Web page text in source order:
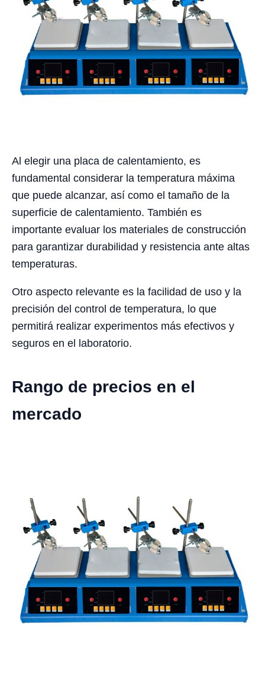
Al elegir una placa de calentamiento, es
fundamental considerar la temperatura máxima
que puede alcanzar, así como el tamaño de la
superficie de calentamiento. También es
importante evaluar los materiales de construcción
para garantizar durabilidad y resistencia ante altas
temperaturas.
Otro aspecto relevante es la facilidad de uso y la
precisión del control de temperatura, lo que
permitirá realizar experimentos más efectivos y
seguros en el laboratorio.
Rango de precios en el
mercado